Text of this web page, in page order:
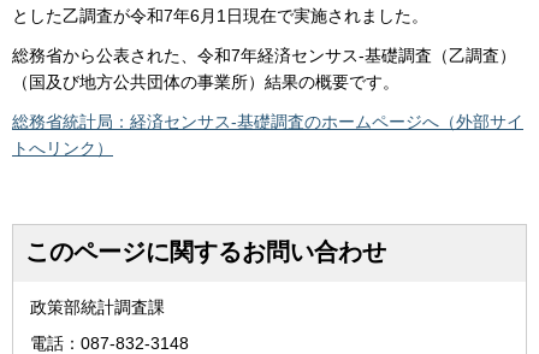
とした乙調査が令和7年6月1日現在で実施されました。
総務省から公表された、令和7年経済センサス-基礎調査（乙調査）
（国及び地方公共団体の事業所）結果の概要です。
総務省統計局：経済センサス-基礎調査のホームページへ（外部サイ
トへリンク）
このページに関するお問い合わせ
政策部統計調査課
電話：087-832-3148